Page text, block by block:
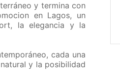
y termina con
en Lagos, un
la elegancia y la
cada una
y la posibilidad